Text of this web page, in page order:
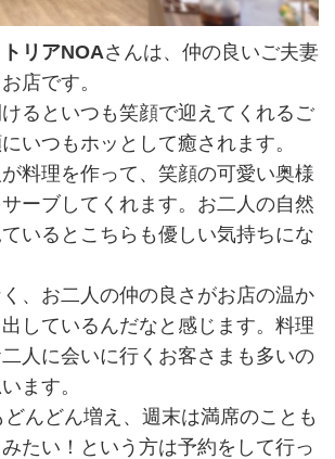
リアNOAさんは、仲の良いご夫妻
店です。
るといつも笑顔で迎えてくれるご
いつもホッとして癒されます。
料理を作って、笑顔の可愛い奥様
ーブしてくれます。お二人の自然
いるとこちらも優しい気持ちにな
、お二人の仲の良さがお店の温か
しているんだなと感じます。料理
人に会いに行くお客さまも多いの
ます。
んどん増え、週末は満席のことも
たい！という方は予約をして行っ